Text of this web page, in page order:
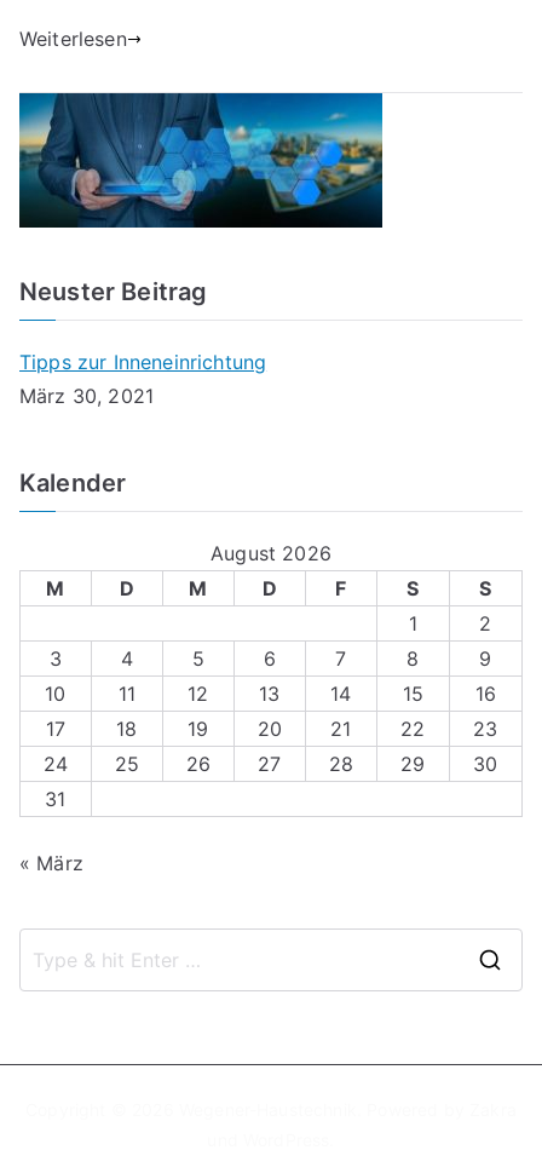
Weiterlesen
Neuster Beitrag
Tipps zur Inneneinrichtung
März 30, 2021
Kalender
August 2026
M
D M D F S
S
1
2
3
4 5 6 7 8
9
10
11 12 13 14 15
16
17
18 19 20 21 22
23
24
25 26 27 28 29
30
31
« März